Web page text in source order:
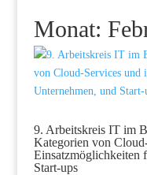
Monat:
9. Arbeitskreis IT im
Kategorien von
Einsatzmöglichkeiten
Start-ups